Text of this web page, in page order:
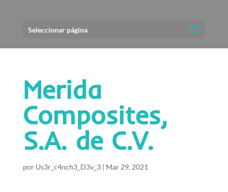
Seleccionar página
Merida
Composites,
S.A. de C.V.
por Us3r_c4nch3_D3v_3| Mar 29, 2021